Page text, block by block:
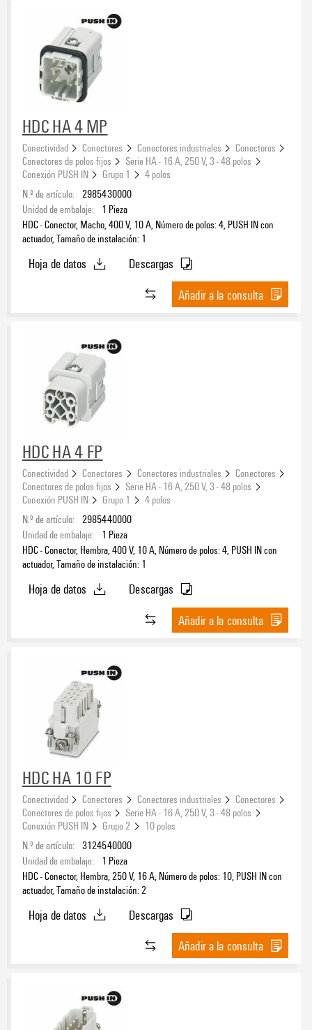
HDC HA 4 MP
Conectividad Conectores Conectores industriales
Conectores
Conectores de polos fijos
Serie HA - 16 A, 250 V, 3 - 48 polos
Conexión PUSH IN
Grupo 1
4 polos
N.º de artículo: 2985430000
Unidad de embalaje:
1 Pieza
HDC - Conector, Macho, 400 V, 10 A, Número de polos: 4, PUSH IN con
actuador, Tamaño de instalación: 1
Hoja de datos
Descargas
Añadir a la consulta
HDC HA 4 FP
Conectividad Conectores Conectores industriales
Conectores
Conectores de polos fijos
Serie HA - 16 A, 250 V, 3 - 48 polos
Conexión PUSH IN
Grupo 1
4 polos
N.º de artículo: 2985440000
Unidad de embalaje:
1 Pieza
HDC - Conector, Hembra, 400 V, 10 A, Número de polos: 4, PUSH IN con
actuador, Tamaño de instalación: 1
Hoja de datos
Descargas
Añadir a la consulta
HDC HA 10 FP
Conectividad Conectores Conectores industriales
Conectores
Conectores de polos fijos
Serie HA - 16 A, 250 V, 3 - 48 polos
Conexión PUSH IN
Grupo 2
10 polos
N.º de artículo: 3124540000
Unidad de embalaje:
1 Pieza
HDC - Conector, Hembra, 250 V, 16 A, Número de polos: 10, PUSH IN con
actuador, Tamaño de instalación: 2
Hoja de datos
Descargas
Añadir a la consulta